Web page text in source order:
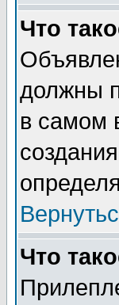
Что
должны
в самом
Что